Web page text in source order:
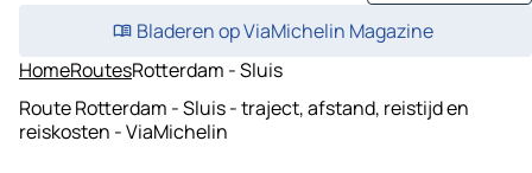
Bladeren op ViaMichelin Magazine
HomeRoutesRotterdam - Sluis
Route Rotterdam - Sluis - traject, afstand, reistijd en
reiskosten - ViaMichelin